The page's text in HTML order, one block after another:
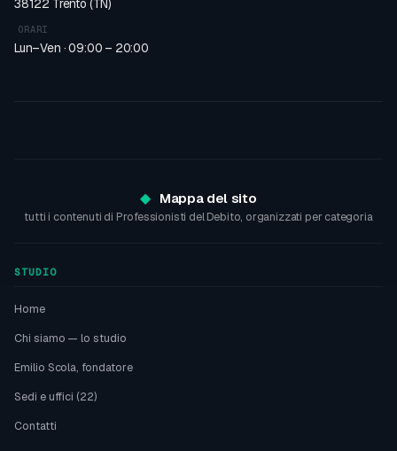
38122 Trento (TN)
ORARI
Lun–Ven · 09:00 – 20:00
Mappa del sito
tutti i contenuti di Professionisti del Debito, organizzati per categoria
STUDIO
Home
Chi siamo — lo studio
Emilio Scola, fondatore
Sedi e uffici (22)
Contatti